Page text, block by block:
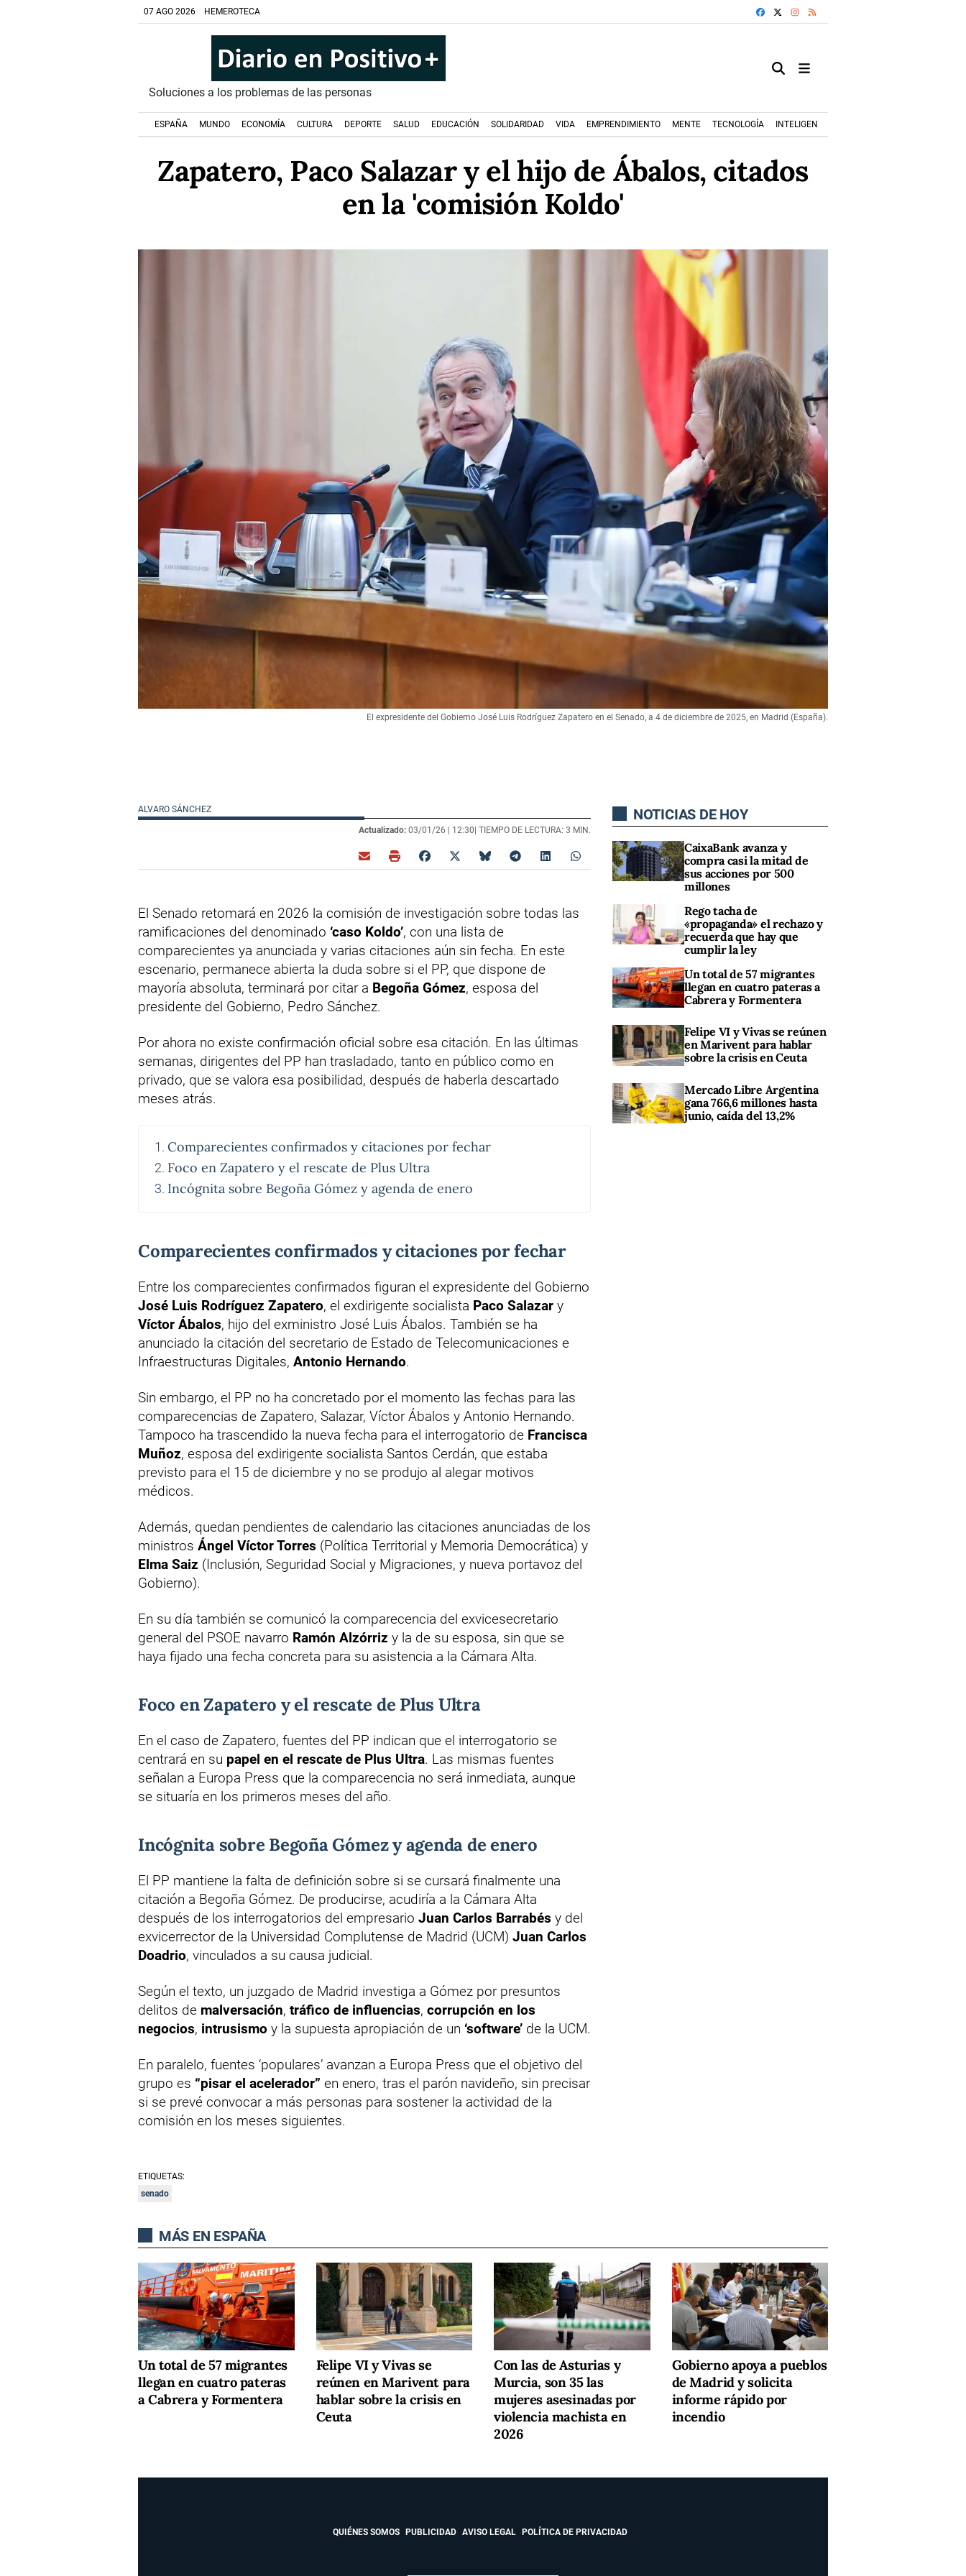
07 AGO 2026 HEMEROTECA FACEBOOKINSTAGRAM
Soluciones a los problemas de las personas
ESPAÑA MUNDO ECONOMÍA CULTURA DEPORTE SALUD EDUCACIÓN SOLIDARIDAD VIDA EMPRENDIMIENTO MENTE TECNOLOGÍA INTELIGENCIA ARTIFICIAL
Zapatero, Paco Salazar y el hijo de Ábalos, citados
en la 'comisión Koldo'
El expresidente del Gobierno José Luis Rodríguez Zapatero en el Senado, a 4 de diciembre de 2025, en Madrid (España).
ALVARO SÁNCHEZ
Actualizado: 03/01/26 | 12:30 | TIEMPO DE LECTURA: 3 MIN.
El Senado retomará en 2026 la comisión de investigación sobre todas las
ramificaciones del denominado ‘caso Koldo’, con una lista de
comparecientes ya anunciada y varias citaciones aún sin fecha. En este
escenario, permanece abierta la duda sobre si el PP, que dispone de
mayoría absoluta, terminará por citar a Begoña Gómez, esposa del
presidente del Gobierno, Pedro Sánchez.
Por ahora no existe confirmación oficial sobre esa citación. En las últimas
semanas, dirigentes del PP han trasladado, tanto en público como en
privado, que se valora esa posibilidad, después de haberla descartado
meses atrás.
Comparecientes confirmados y citaciones por fechar
Foco en Zapatero y el rescate de Plus Ultra
Incógnita sobre Begoña Gómez y agenda de enero
Comparecientes confirmados y citaciones por fechar
Entre los comparecientes confirmados figuran el expresidente del Gobierno
José Luis Rodríguez Zapatero, el exdirigente socialista Paco Salazar y
Víctor Ábalos, hijo del exministro José Luis Ábalos. También se ha
anunciado la citación del secretario de Estado de Telecomunicaciones e
Infraestructuras Digitales, Antonio Hernando.
Sin embargo, el PP no ha concretado por el momento las fechas para las
comparecencias de Zapatero, Salazar, Víctor Ábalos y Antonio Hernando.
Tampoco ha trascendido la nueva fecha para el interrogatorio de Francisca
Muñoz, esposa del exdirigente socialista Santos Cerdán, que estaba
previsto para el 15 de diciembre y no se produjo al alegar motivos
médicos.
Además, quedan pendientes de calendario las citaciones anunciadas de los
ministros Ángel Víctor Torres (Política Territorial y Memoria Democrática) y
Elma Saiz (Inclusión, Seguridad Social y Migraciones, y nueva portavoz del
Gobierno).
En su día también se comunicó la comparecencia del exvicesecretario
general del PSOE navarro Ramón Alzórriz y la de su esposa, sin que se
haya fijado una fecha concreta para su asistencia a la Cámara Alta.
Foco en Zapatero y el rescate de Plus Ultra
En el caso de Zapatero, fuentes del PP indican que el interrogatorio se
centrará en su papel en el rescate de Plus Ultra. Las mismas fuentes
señalan a Europa Press que la comparecencia no será inmediata, aunque
se situaría en los primeros meses del año.
Incógnita sobre Begoña Gómez y agenda de enero
El PP mantiene la falta de definición sobre si se cursará finalmente una
citación a Begoña Gómez. De producirse, acudiría a la Cámara Alta
después de los interrogatorios del empresario Juan Carlos Barrabés y del
exvicerrector de la Universidad Complutense de Madrid (UCM) Juan Carlos
Doadrio, vinculados a su causa judicial.
Según el texto, un juzgado de Madrid investiga a Gómez por presuntos
delitos de malversación, tráfico de influencias, corrupción en los
negocios, intrusismo y la supuesta apropiación de un ‘software’ de la UCM.
En paralelo, fuentes ‘populares’ avanzan a Europa Press que el objetivo del
grupo es “pisar el acelerador” en enero, tras el parón navideño, sin precisar
si se prevé convocar a más personas para sostener la actividad de la
comisión en los meses siguientes.
ETIQUETAS:
senado
NOTICIAS DE HOY
CaixaBank avanza y
compra casi la mitad de
sus acciones por 500
millones
Rego tacha de
«propaganda» el rechazo y
recuerda que hay que
cumplir la ley
Un total de 57 migrantes
llegan en cuatro pateras a
Cabrera y Formentera
Felipe VI y Vivas se reúnen
en Marivent para hablar
sobre la crisis en Ceuta
Mercado Libre Argentina
gana 766,6 millones hasta
junio, caída del 13,2%
MÁS EN ESPAÑA
Un total de 57 migrantes
llegan en cuatro pateras
a Cabrera y Formentera
Felipe VI y Vivas se
reúnen en Marivent para
hablar sobre la crisis en
Ceuta
Con las de Asturias y
Murcia, son 35 las
mujeres asesinadas por
violencia machista en
2026
Gobierno apoya a pueblos
de Madrid y solicita
informe rápido por
incendio
QUIÉNES SOMOS PUBLICIDAD AVISO LEGAL POLÍTICA DE PRIVACIDAD